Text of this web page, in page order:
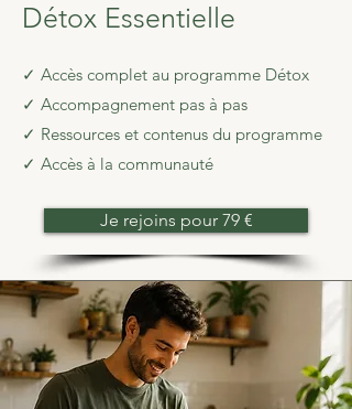
Détox Essentielle
✓ Accès complet au programme Détox
✓ Accompagnement pas à pas
✓ Ressources et contenus du programme
✓ Accès à la communauté
Je rejoins pour 79 €